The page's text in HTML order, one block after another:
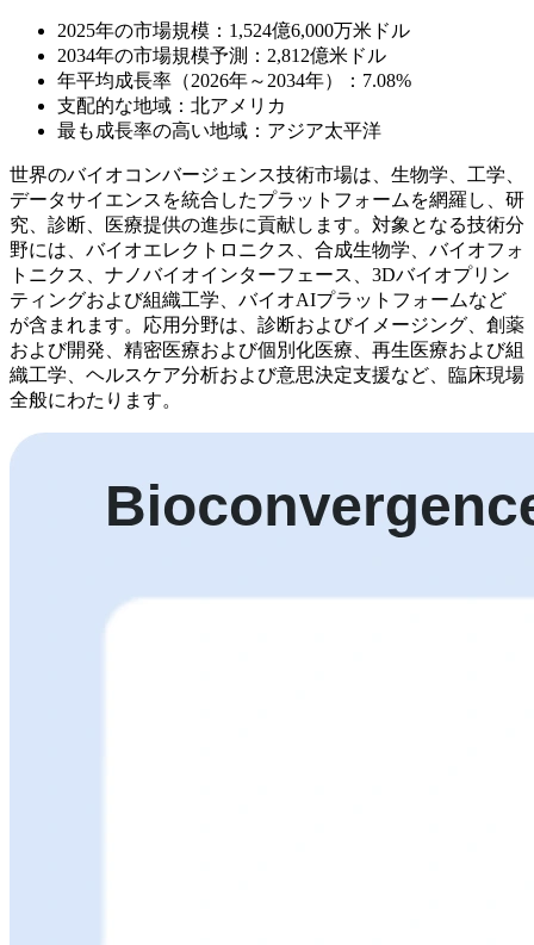
2025年の市場規模：1,524億6,000万米ドル
2034年の市場規模予測：2,812億米ドル
年平均成長率（2026年～2034年）：7.08%
支配的な地域：北アメリカ
最も成長率の高い地域：アジア太平洋
世界のバイオコンバージェンス技術市場は、生物学、工学、
データサイエンスを統合したプラットフォームを網羅し、研
究、診断、医療提供の進歩に貢献します。対象となる技術分
野には、バイオエレクトロニクス、合成生物学、バイオフォ
トニクス、ナノバイオインターフェース、3Dバイオプリン
ティングおよび組織工学、バイオAIプラットフォームなど
が含まれます。応用分野は、診断およびイメージング、創薬
および開発、精密医療および個別化医療、再生医療および組
織工学、ヘルスケア分析および意思決定支援など、臨床現場
全般にわたります。